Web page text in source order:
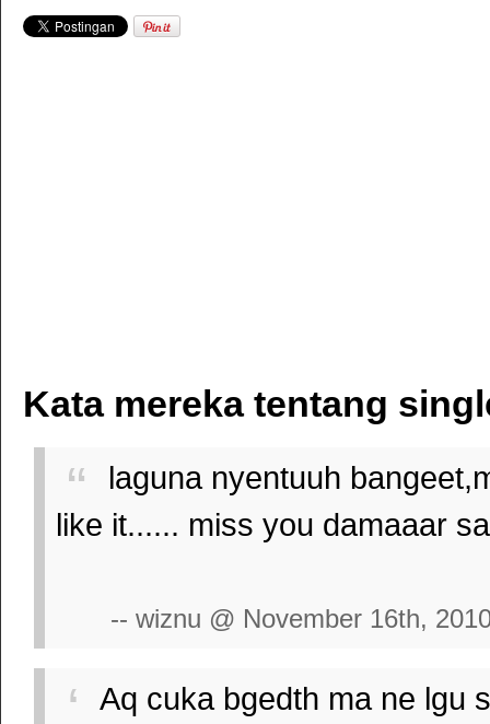
Kata mereka tentang
laguna nyentuuh
like it...... miss you damaaar
-- wiznu @ November 16th,
Aq cuka bgedth ma ne lgu